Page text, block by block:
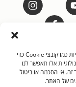
כדי לספק חוויית משתמש מיטבית, אנו משתמשים בטכנולוגיות כמו קובצי Cookie כדי
אלו תאפשר לנו
זה. אי הסכמה או ביטול
של האתר.
PushUp | Digital
Marketing